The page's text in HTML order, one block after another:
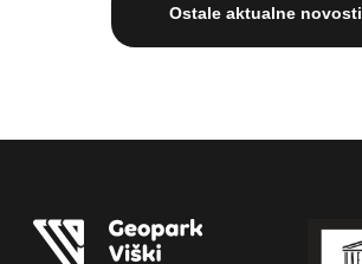
Ostale aktualne novosti